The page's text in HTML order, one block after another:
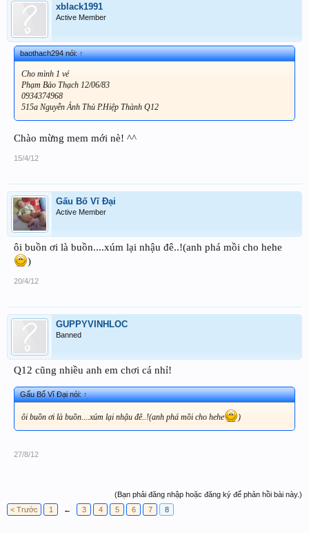
xblack1991
Active Member
baothach294 nói:↑
Cho mình 1 vé
Phạm Bảo Thạch 12/06/83
0934374968
515a Nguyễn Ảnh Thủ P.Hiệp Thành Q12
Chào mừng mem mới nè! ^^
15/4/12
Gấu Bố Vĩ Đại
Active Member
ôi buồn ơi là buồn....xúm lại nhậu đê..!(anh phá mồi cho hehe
)
20/4/12
GUPPYVINHLOC
Banned
Q12 cũng nhiều anh em chơi cá nhỉ!
Gấu Bố Vĩ Đại nói:↑
ôi buồn ơi là buồn....xúm lại nhậu đê..!(anh phá mồi cho hehe )
27/8/12
(Bạn phải đăng nhập hoặc đăng ký để phản hồi bài này.)
< Trước
1 ← 3 4 5 6 7 8